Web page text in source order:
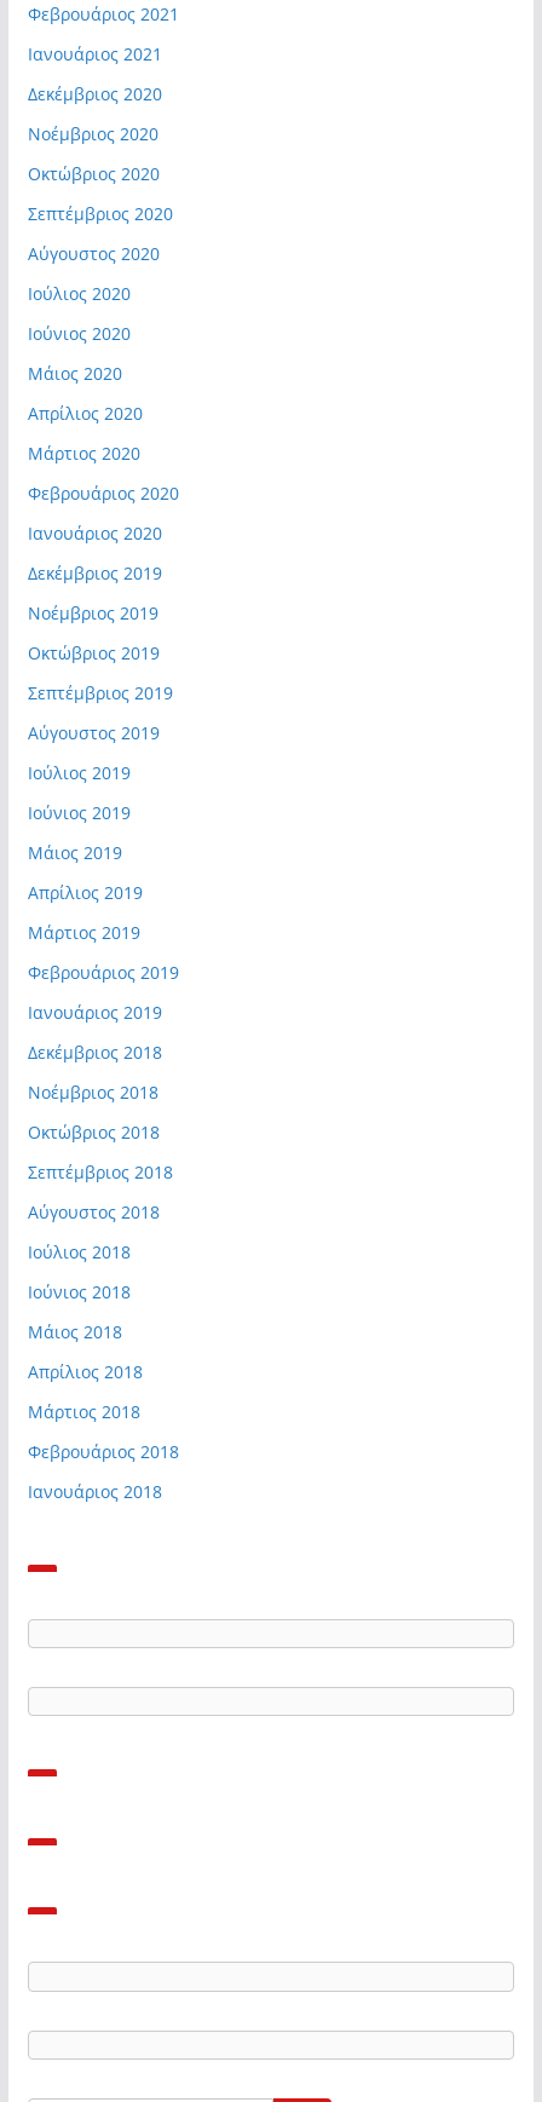
Φεβρουάριος 2021
Ιανουάριος 2021
Δεκέμβριος 2020
Νοέμβριος 2020
Οκτώβριος 2020
Σεπτέμβριος 2020
Αύγουστος 2020
Ιούλιος 2020
Ιούνιος 2020
Μάιος 2020
Απρίλιος 2020
Μάρτιος 2020
Φεβρουάριος 2020
Ιανουάριος 2020
Δεκέμβριος 2019
Νοέμβριος 2019
Οκτώβριος 2019
Σεπτέμβριος 2019
Αύγουστος 2019
Ιούλιος 2019
Ιούνιος 2019
Μάιος 2019
Απρίλιος 2019
Μάρτιος 2019
Φεβρουάριος 2019
Ιανουάριος 2019
Δεκέμβριος 2018
Νοέμβριος 2018
Οκτώβριος 2018
Σεπτέμβριος 2018
Αύγουστος 2018
Ιούλιος 2018
Ιούνιος 2018
Μάιος 2018
Απρίλιος 2018
Μάρτιος 2018
Φεβρουάριος 2018
Ιανουάριος 2018